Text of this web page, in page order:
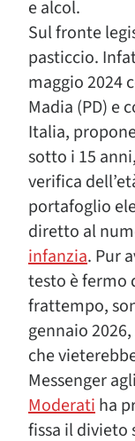
e alcol.
Sul fronte
pasticcio.
maggio 2024
Madia (PD) e
Italia,
sotto i 15
verifica
portafoglio
diretto al
infanzia. Pur
testo è fermo
frattempo,
gennaio 2026,
che
Messenger
Moderatiha
fissa il divieto